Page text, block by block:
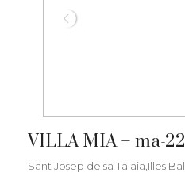
VILLA MIA – ma-
Sant Josep de sa Talaia,Illes